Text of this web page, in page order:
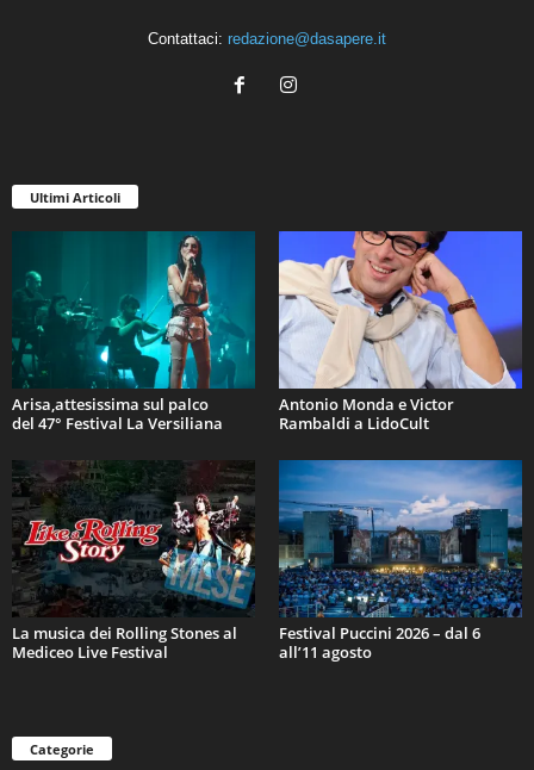
Contattaci: redazione@dasapere.it
Ultimi Articoli
Arisa,attesissima sul palco
del 47° Festival La Versiliana
Antonio Monda e Victor
Rambaldi a LidoCult
La musica dei Rolling Stones al
Mediceo Live Festival
Festival Puccini 2026 – dal 6
all’11 agosto
Categorie